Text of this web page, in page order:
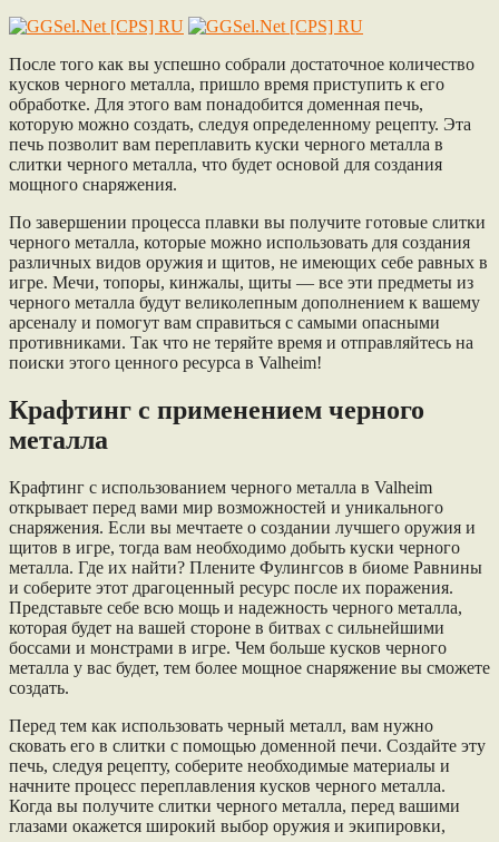
После того как вы успешно собрали достаточное количество
кусков черного металла, пришло время приступить к его
обработке. Для этого вам понадобится доменная печь,
которую можно создать, следуя определенному рецепту. Эта
печь позволит вам переплавить куски черного металла в
слитки черного металла, что будет основой для создания
мощного снаряжения.
По завершении процесса плавки вы получите готовые слитки
черного металла, которые можно использовать для создания
различных видов оружия и щитов, не имеющих себе равных в
игре. Мечи, топоры, кинжалы, щиты — все эти предметы из
черного металла будут великолепным дополнением к вашему
арсеналу и помогут вам справиться с самыми опасными
противниками. Так что не теряйте время и отправляйтесь на
поиски этого ценного ресурса в Valheim!
Крафтинг с применением черного
металла
Крафтинг с использованием черного металла в Valheim
открывает перед вами мир возможностей и уникального
снаряжения. Если вы мечтаете о создании лучшего оружия и
щитов в игре, тогда вам необходимо добыть куски черного
металла. Где их найти? Плените Фулингсов в биоме Равнины
и соберите этот драгоценный ресурс после их поражения.
Представьте себе всю мощь и надежность черного металла,
которая будет на вашей стороне в битвах с сильнейшими
боссами и монстрами в игре. Чем больше кусков черного
металла у вас будет, тем более мощное снаряжение вы сможете
создать.
Перед тем как использовать черный металл, вам нужно
сковать его в слитки с помощью доменной печи. Создайте эту
печь, следуя рецепту, соберите необходимые материалы и
начните процесс переплавления кусков черного металла.
Когда вы получите слитки черного металла, перед вашими
глазами окажется широкий выбор оружия и экипировки,